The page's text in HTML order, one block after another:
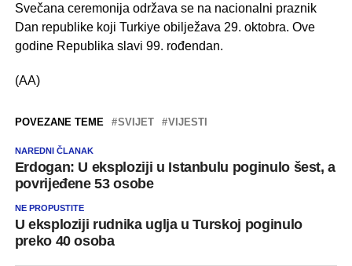
Svečana ceremonija održava se na nacionalni praznik
Dan republike koji Turkiye obilježava 29. oktobra. Ove
godine Republika slavi 99. rođendan.
(AA)
POVEZANE TEME SVIJET VIJESTI
NAREDNI ČLANAK
Erdogan: U eksploziji u Istanbulu poginulo šest, a
povrijeđene 53 osobe
NE PROPUSTITE
U eksploziji rudnika uglja u Turskoj poginulo
preko 40 osoba